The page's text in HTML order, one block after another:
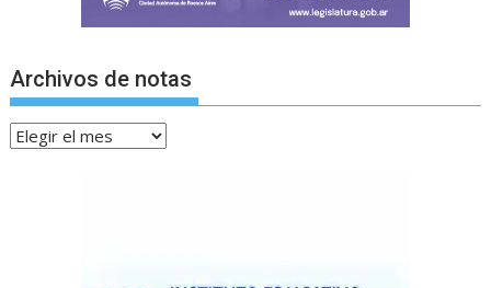
Archivos de notas
Archivos